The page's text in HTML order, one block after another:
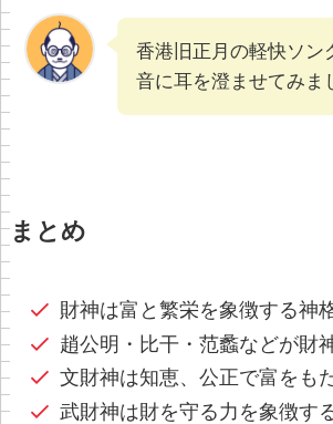
香港旧正月の軽快ソン
音に耳を澄ませてみま
まとめ
財神は富と繁栄を象徴する神
趙公明・比干・范蠡などが財
文財神は知恵、公正で富をも
武財神は財を守る力を象徴す